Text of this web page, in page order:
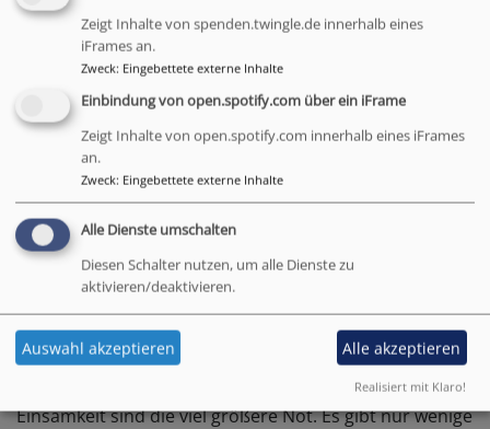
leben. Wir bauen Beziehungen in der Stadt, punktuell
aber beständig: regelmäßig teilen wir für ein bis zwei
Stunden das Wort Gottes, den Tisch, das Essen, kurz –
das Leben.
Das Besondere ist, dass wir nicht einfach nur Essen
austeilen, sondern gemeinsam am liebevoll gedeckten
Tisch sitzen, unser Brot schmieren, Kaffee oder Tee
schlürfen und über Gott und die Welt ins Gespräch
kommen. Über die Jahre sind ein Vertrauensnetz und
echte Freundschaften gewachsen, die uns etwa 20
Mitarbeiter selbst immer wieder überraschen und tief
berühren.
In einer so reichen Stadt wie München muss niemand
physisch Hunger leiden – der innere Hunger, die
Einsamkeit sind die viel größere Not. Es gibt nur wenige
Zeigt Inhalte von spenden.twingle.de innerhalb eines
iFrames an.
Zweck: Eingebettete externe Inhalte
Einbindung von open.spotify.com über ein iFrame
Zeigt Inhalte von open.spotify.com innerhalb eines iFrames
an.
Zweck: Eingebettete externe Inhalte
Alle Dienste umschalten
Diesen Schalter nutzen, um alle Dienste zu
aktivieren/deaktivieren.
Auswahl akzeptieren Alle akzeptieren
Realisiert mit Klaro!